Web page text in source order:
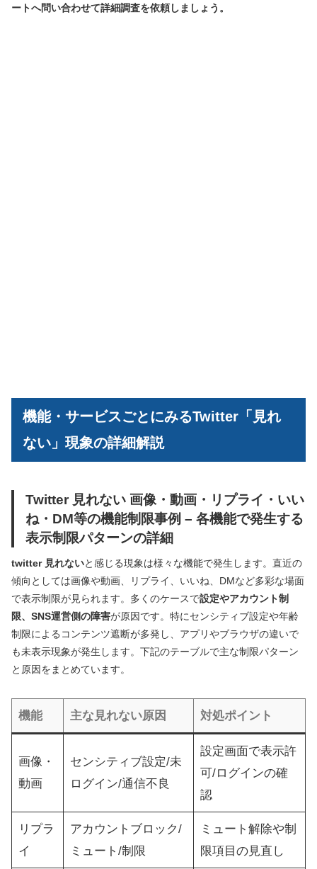
ートへ問い合わせて詳細調査を依頼しましょう。
機能・サービスごとにみるTwitter「見れ
ない」現象の詳細解説
Twitter 見れない 画像・動画・リプライ・いい
ね・DM等の機能制限事例 – 各機能で発生する
表示制限パターンの詳細
twitter 見れないと感じる現象は様々な機能で発生します。直近の
傾向としては画像や動画、リプライ、いいね、DMなど多彩な場面
で表示制限が見られます。多くのケースで設定やアカウント制
限、SNS運営側の障害が原因です。特にセンシティブ設定や年齢
制限によるコンテンツ遮断が多発し、アプリやブラウザの違いで
も未表示現象が発生します。下記のテーブルで主な制限パターン
と原因をまとめています。
機能 主な見れない原因 対処ポイント
画像・
動画
センシティブ設定/未
ログイン/通信不良
設定画面で表示許
可/ログインの確
認
リプラ
イ
アカウントブロック/
ミュート/制限
ミュート解除や制
限項目の見直し